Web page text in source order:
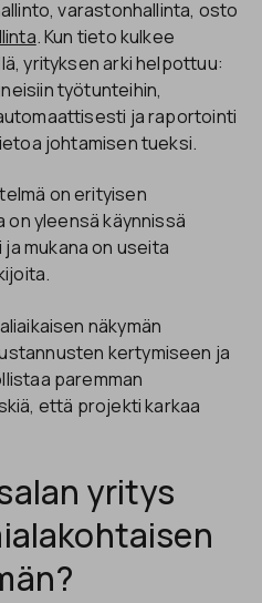
varastonhallinta, osto
. Kun tieto kulkee
yrityksen arki helpottuu:
työtunteihin,
ja raportointi
johtamisen tueksi.
on erityisen
on yleensä käynnissä
mukana on useita
näkymän
kertymiseen ja
paremman
että projekti karkaa
yritys